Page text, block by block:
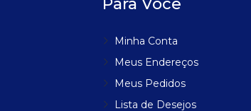
Para Você
Minha Conta
Meus Endereços
Meus Pedidos
Lista de Desejos